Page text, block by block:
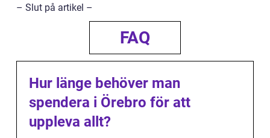
– Slut på artikel –
FAQ
Hur länge behöver man
spendera i Örebro för att
uppleva allt?